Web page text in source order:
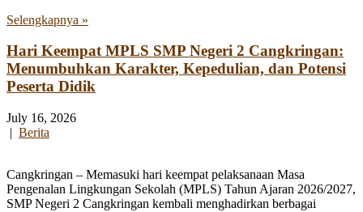
Selengkapnya »
Hari Keempat MPLS SMP Negeri 2 Cangkringan:
Menumbuhkan Karakter, Kepedulian, dan Potensi
Peserta Didik
July 16, 2026
| Berita
Cangkringan – Memasuki hari keempat pelaksanaan Masa
Pengenalan Lingkungan Sekolah (MPLS) Tahun Ajaran 2026/2027,
SMP Negeri 2 Cangkringan kembali menghadirkan berbagai